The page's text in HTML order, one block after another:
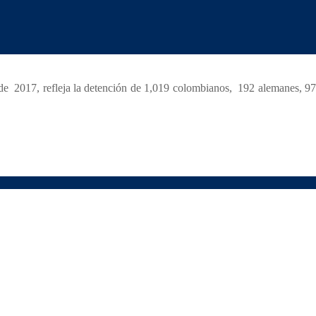
meses del 2017. De este total 77% son hombres y 23 % mujeres.
375, seguida de estadía o permiso vencido 4, evasión de puesto de
2017, refleja la detención de 1,019 colombianos, 192 alemanes, 97